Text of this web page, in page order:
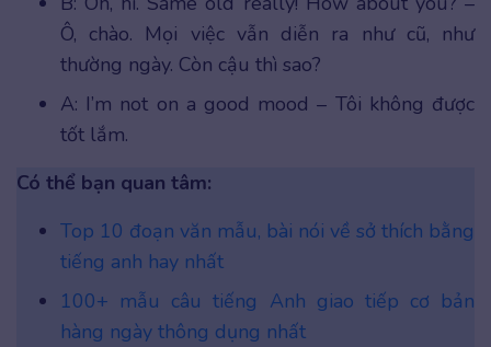
Ô, chào. Mọi việc vẫn diễn ra như cũ, như
thường ngày. Còn cậu thì sao?
A: I’m not on a good mood – Tôi không được
tốt lắm.
Có thể bạn quan tâm:
Top 10 đoạn văn mẫu, bài nói về sở thích bằng
tiếng anh hay nhất
100+ mẫu câu tiếng Anh giao tiếp cơ bản
hàng ngày thông dụng nhất